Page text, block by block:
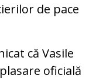
de pace
că Vasile
oficială